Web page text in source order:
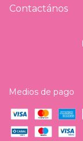
Contactános
Medios de pago